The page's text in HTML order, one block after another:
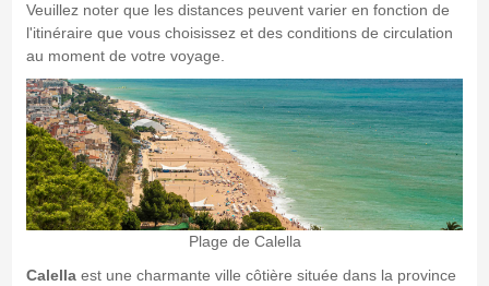
Veuillez noter que les distances peuvent varier en fonction de
l'itinéraire que vous choisissez et des conditions de circulation
au moment de votre voyage.
Plage de Calella
Calellaest une charmante ville côtière située dans la province